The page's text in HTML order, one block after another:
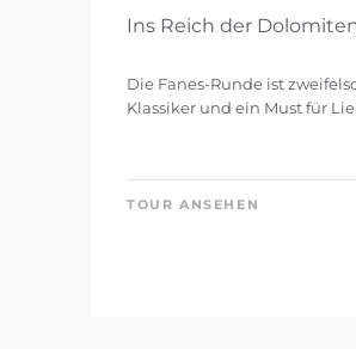
Ins Reich der
Die Fanes-Runde ist
Klassiker und ein Must für
TOUR ANSEHEN